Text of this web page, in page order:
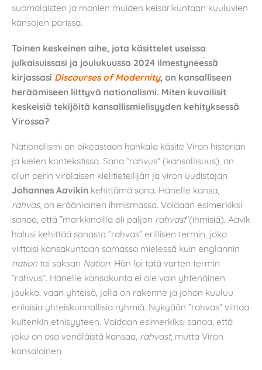
suomalaisten ja monien muiden keisarikuntaan kuuluvien
kansojen parissa.
Toinen keskeinen aihe, jota käsittelet useissa
julkaisuissasi ja joulukuussa 2024 ilmestyneessä
kirjassasi Discourses of Modernity, on kansalliseen
heräämiseen liittyvä nationalismi. Miten kuvailisit
keskeisiä tekijöitä kansallismielisyyden kehityksessä
Virossa?
Nationalismi on oikeastaan hankala käsite Viron historian
ja kielen kontekstissa. Sana ”rahvus“ (kansallisuus), on
alun perin virolaisen kielitieteilijän ja viron uudistajan
Johannes Aavikin kehittämä sana. Hänelle kansa,
rahvas, on eräänlainen ihmismassa. Voidaan esimerkiksi
sanoa, että ”markkinoilla oli paljon rahvast”(ihmisiä). Aavik
halusi kehittää sanasta ”rahvas” erillisen termin, joka
viittaisi kansakuntaan samassa mielessä kuin englannin
nation tai saksan Nation. Hän loi tätä varten termin
”rahvus”. Hänelle kansakunta ei ole vain yhtenäinen
joukko, vaan yhteisö, jolla on rakenne ja johon kuuluu
erilaisia yhteiskunnallisia ryhmiä. Nykyään ”rahvas” viittaa
kuitenkin etnisyyteen. Voidaan esimerkiksi sanoa, että
joku on osa venäläistä kansaa, rahvast, mutta Viron
kansalainen.